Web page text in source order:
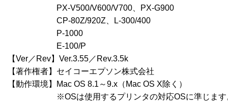
PX-V500/V600/V700、PX-G900
CP-80Z/920Z、L-300/400
P-1000
E-100/P
【Ver／Rev】Ver.3.55／Rev.3.5k
【著作権者】セイコーエプソン株式会社
【動作環境】Mac OS 8.1～9.x（Mac OS X除く）
※OSは使用するプリンタの対応OSに準じます